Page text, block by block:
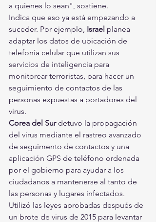
a quienes lo sean", sostiene.
Indica que eso ya está empezando a
suceder. Por ejemplo, Israel planea
adaptar los datos de ubicación de
telefonía celular que utilizan sus
servicios de inteligencia para
monitorear terroristas, para hacer un
seguimiento de contactos de las
personas expuestas a portadores del
virus.
Corea del Sur detuvo la propagación
del virus mediante el rastreo avanzado
de seguimento de contactos y una
aplicación GPS de teléfono ordenada
por el gobierno para ayudar a los
ciudadanos a mantenerse al tanto de
las personas y lugares infectados.
Utilizó las leyes aprobadas después de
un brote de virus de 2015 para levantar